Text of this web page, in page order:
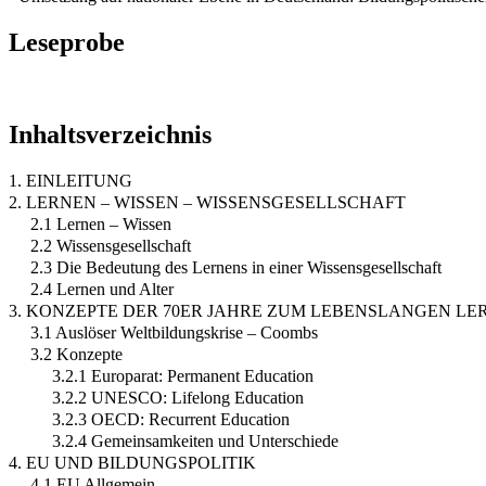
Leseprobe
Inhaltsverzeichnis
1. EINLEITUNG
2. LERNEN – WISSEN – WISSENSGESELLSCHAFT
2.1 Lernen – Wissen
2.2 Wissensgesellschaft
2.3 Die Bedeutung des Lernens in einer Wissensgesellschaft
2.4 Lernen und Alter
3. KONZEPTE DER 70ER JAHRE ZUM LEBENSLANGEN
3.1 Auslöser Weltbildungskrise – Coombs
3.2 Konzepte
3.2.1 Europarat: Permanent Education
3.2.2 UNESCO: Lifelong Education
3.2.3 OECD: Recurrent Education
3.2.4 Gemeinsamkeiten und Unterschiede
4. EU UND BILDUNGSPOLITIK